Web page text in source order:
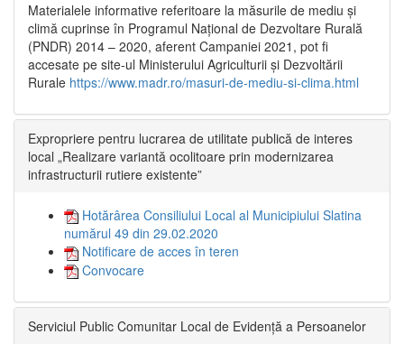
Materialele informative referitoare la măsurile de mediu și
climă cuprinse în Programul Național de Dezvoltare Rurală
(PNDR) 2014 – 2020, aferent Campaniei 2021, pot fi
accesate pe site-ul Ministerului Agriculturii și Dezvoltării
Rurale https://www.madr.ro/masuri-de-mediu-si-clima.html
Expropriere pentru lucrarea de utilitate publică de interes
local „Realizare variantă ocolitoare prin modernizarea
infrastructurii rutiere existente”
Hotărârea Consiliului Local al Municipiului Slatina
numărul 49 din 29.02.2020
Notificare de acces în teren
Convocare
Serviciul Public Comunitar Local de Evidență a Persoanelor